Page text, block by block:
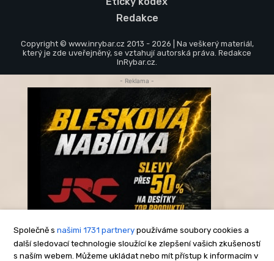
Redakce
Copyright © www.inrybar.cz 2013 - 2026 | Na veškerý materiál,
který je zde uveřejněný, se vztahují autorská práva. Redakce
InRybar.cz.
Společně s našimi 1731 partnery používáme soubory cookies a
další sledovací technologie sloužící ke zlepšení vašich zkušeností
s naším webem. Můžeme ukládat nebo mít přístup k informacím v
- Reklama -